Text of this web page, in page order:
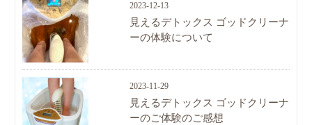
2023-12-13
見えるデトックス ゴッドクリーナ
ーの体験について
2023-11-29
見えるデトックス ゴッドクリーナ
ーのご体験のご感想